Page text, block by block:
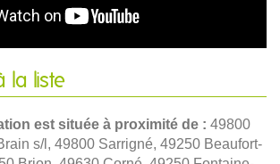
la liste
est située à proximité de : 49800
s/l, 49800 Sarrigné, 49250 Beaufort-